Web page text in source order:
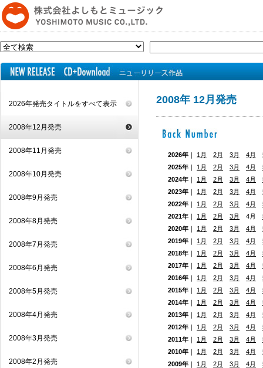
2026年発売タイトルをすべて表示
2008年12月発売
2008年11月発売
2008年10月発売
2008年9月発売
2008年8月発売
2008年7月発売
2008年6月発売
2008年5月発売
2008年4月発売
2008年3月発売
2008年2月発売
2008年 12月発売
2026年 ｜ 1月 2月 3月 4月
2025年 ｜ 1月 2月 3月 4月
2024年 ｜ 1月 2月 3月 4月
2023年 ｜ 1月 2月 3月 4月
2022年 ｜ 1月 2月 3月 4月
2021年 ｜ 1月 2月 3月 4月
2020年 ｜ 1月 2月 3月 4月
2019年 ｜ 1月 2月 3月 4月
2018年 ｜ 1月 2月 3月 4月
2017年 ｜ 1月 2月 3月 4月
2016年 ｜ 1月 2月 3月 4月
2015年 ｜ 1月 2月 3月 4月
2014年 ｜ 1月 2月 3月 4月
2013年 ｜ 1月 2月 3月 4月
2012年 ｜ 1月 2月 3月 4月
2011年 ｜ 1月 2月 3月 4月
2010年 ｜ 1月 2月 3月 4月
2009年 ｜ 1月 2月 3月 4月